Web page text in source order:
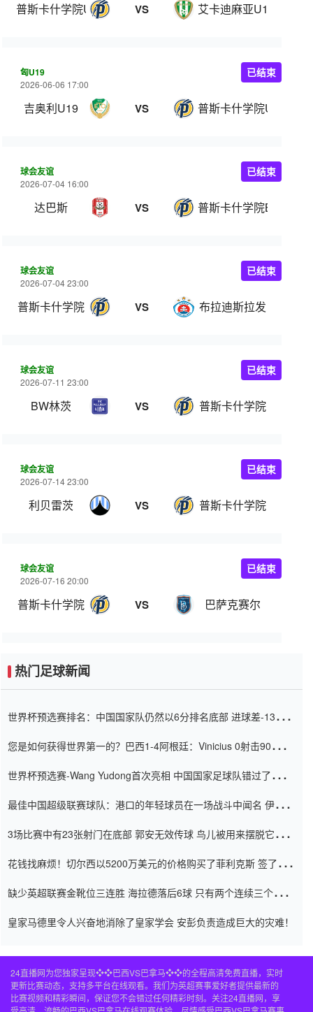
普斯卡什学院U19 VS 艾卡迪麻亚U19
匈U19
2026-06-06 17:00
吉奥利U19 VS 普斯卡什学院U19
已结束
球会友谊
2026-07-04 16:00
达巴斯 VS 普斯卡什学院B队
已结束
球会友谊
2026-07-04 23:00
普斯卡什学院 VS 布拉迪斯拉发
已结束
球会友谊
2026-07-11 23:00
BW林茨 VS 普斯卡什学院
已结束
球会友谊
2026-07-14 23:00
利贝雷茨 VS 普斯卡什学院
已结束
球会友谊
2026-07-16 20:00
普斯卡什学院 VS 巴萨克赛尔
已结束
热门足球新闻
世界杯预选赛排名：中国国家队仍然以6分排名底部 进球差-13令人
您是如何获得世界第一的？巴西1-4阿根廷：Vinicius 0射击90分钟
世界杯预选赛-Wang Yudong首次亮相 中国国家足球队错过了世界
最佳中国超级联赛球队：港口的年轻球员在一场战斗中闻名 伊万放
3场比赛中有23张射门在底部 郭安无效传球 鸟儿被用来摆脱它
花钱找麻烦！切尔西以5200万美元的价格购买了菲利克斯 签了7年
缺少英超联赛金靴位三连胜 海拉德落后6球 只有两个连续三个连续
皇家马德里令人兴奋地消除了皇家学会 安彭负责造成巨大的灾难！
24直播网为您独家呈现❖❖巴西VS巴拿马❖❖的全程高清免费直播，实时
更新比赛动态，支持多平台在线观看。我们为英超赛事爱好者提供最新的
比赛视频和精彩瞬间，保证您不会错过任何精彩时刻。关注24直播网，享